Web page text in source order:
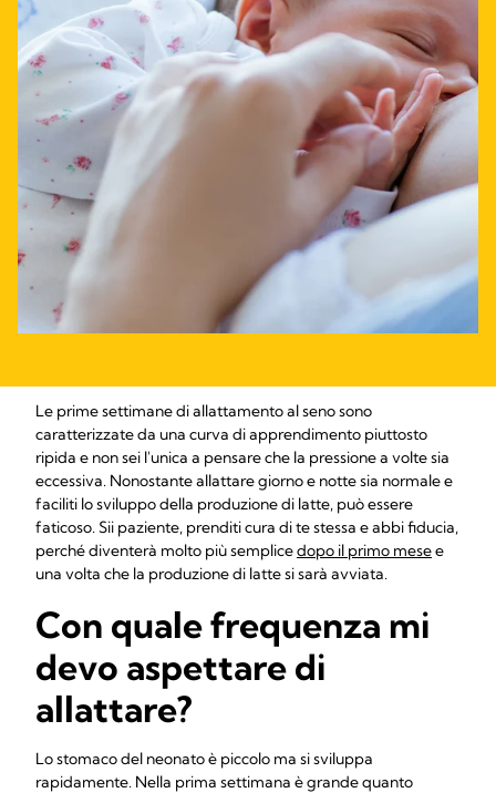
Le prime settimane di allattamento al seno sono
caratterizzate da una curva di apprendimento piuttosto
ripida e non sei l'unica a pensare che la pressione a volte sia
eccessiva. Nonostante allattare giorno e notte sia normale e
faciliti lo sviluppo della produzione di latte, può essere
faticoso. Sii paziente, prenditi cura di te stessa e abbi fiducia,
perché diventerà molto più semplicedopo il primo mesee
una volta che la produzione di latte si sarà avviata.
Con quale frequenza mi
devo aspettare di
allattare?
Lo stomaco del neonato è piccolo ma si sviluppa
rapidamente. Nella prima settimana è grande quanto